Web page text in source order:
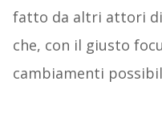
fatto da altri attori di
che, con il giusto
cambiamenti